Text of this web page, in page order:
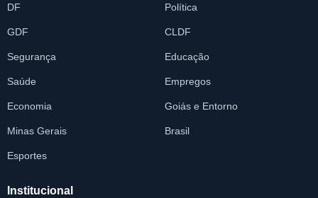
DF Política
GDF CLDF
Segurança Educação
Saúde Empregos
Economia Goiás e Entorno
Minas Gerais Brasil
Esportes
Institucional